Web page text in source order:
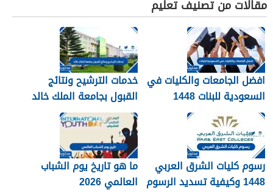
مقالات من تصنيف تعليم
افضل الجامعات والكليات في
السعودية للبنات 1448
خدمات الترشيح ونتائج
القبول بجامعة الملك خالد
1448
رسوم كليات الشرق العربي
1448 وكيفية تسديد الرسوم
ما هو تاريخ يوم الشباب
العالمي 2026